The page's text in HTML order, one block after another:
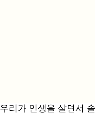
우리가 인생을 살면서